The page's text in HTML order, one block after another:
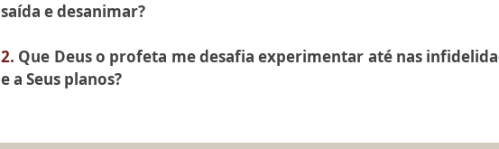
saída e desanimar?
2. Que Deus o profeta me desafia experimentar até nas
e a Seus planos?